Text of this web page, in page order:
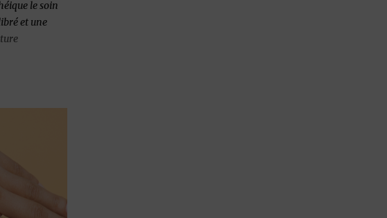
le soin
et une
de « Protocole de soin visage : Spécial peau séborrhéique (peau « grasse ») »